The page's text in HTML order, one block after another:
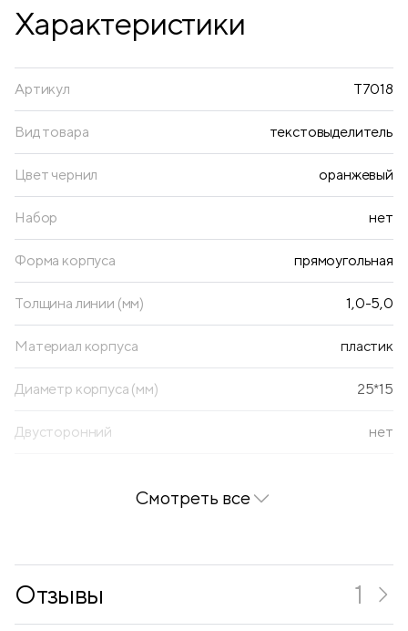
Характеристики
Артикул T7018
Вид товара текстовыделитель
Цвет чернил оранжевый
Набор нет
Форма корпуса прямоугольная
Толщина линии (мм) 1,0-5,0
Материал корпуса пластик
Диаметр корпуса (мм) 25*15
Двусторонний нет
Основа водная
Форма наконечника скошенный
Смотреть все
Отзывы
1